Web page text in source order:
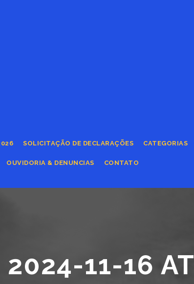
SOLICITAÇÃO DE DECLARAÇÕES CATEGORIAS
OUVIDORIA & DENUNCIAS CONTATO
2024-11-16 AT